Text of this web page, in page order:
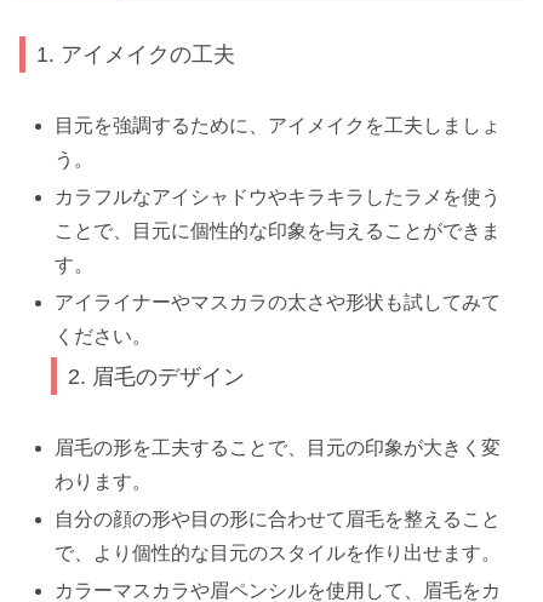
1. アイメイクの工夫
目元を強調するために、アイメイクを工夫しましょ
う。
カラフルなアイシャドウやキラキラしたラメを使う
ことで、目元に個性的な印象を与えることができま
す。
アイライナーやマスカラの太さや形状も試してみて
ください。
2. 眉毛のデザイン
眉毛の形を工夫することで、目元の印象が大きく変
わります。
自分の顔の形や目の形に合わせて眉毛を整えること
で、より個性的な目元のスタイルを作り出せます。
カラーマスカラや眉ペンシルを使用して、眉毛をカ